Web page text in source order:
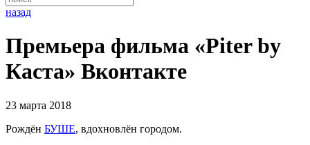
назад
Премьера фильма «Piter by
Каста» Вконтакте
23 марта 2018
Рождён БУШЕ, вдохновлён городом.